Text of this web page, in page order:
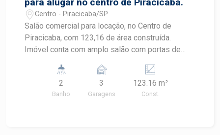
Centro - Piracicaba/SP
Salão comercial para locação, no Centro de
Piracicaba, com 123,16 de área construída.
Imóvel conta com amplo salão com portas de
direito duplo, de frente para Rua Benjamin
Constant, esquina com R: Prudente de Moraes,
com 3 vagas de recuo. Primeira locação, ótima
2
Banho
3
Garagens
123.16 m²
Const.